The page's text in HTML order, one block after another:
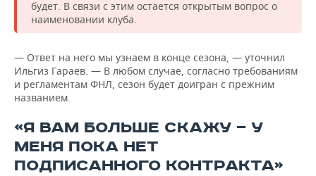
будет. В связи с этим остается открытым вопрос о
наименовании клуба.
— Ответ на него мы узнаем в конце сезона, — уточнил
Ильгиз Гараев. — В любом случае, согласно требованиям
и регламентам ФНЛ, сезон будет доигран с прежним
названием.
«Я ВАМ БОЛЬШЕ СКАЖУ — У
МЕНЯ ПОКА НЕТ
ПОДПИСАННОГО КОНТРАКТА»